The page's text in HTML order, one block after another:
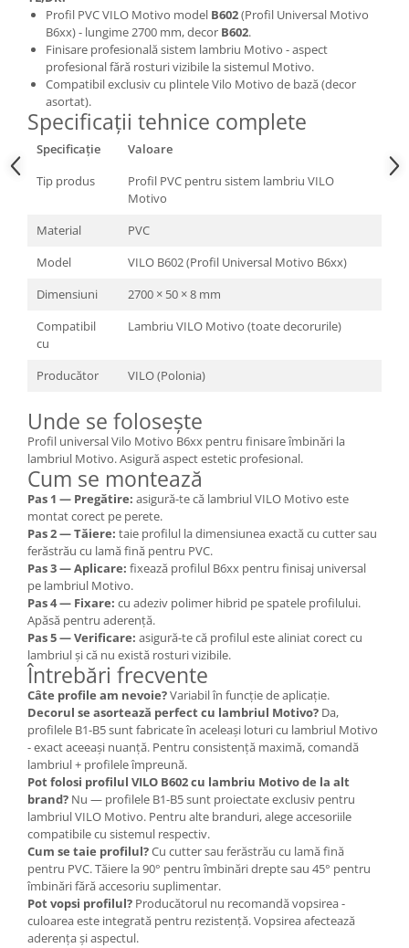
Profil PVC VILO Motivo model B602(Profil Universal Motivo
B6xx) - lungime 2700 mm, decor B602.
Finisare profesională sistem lambriu Motivo - aspect
profesional fără rosturi vizibile la sistemul Motivo.
Compatibil exclusiv cu plintele Vilo Motivo de bază (decor
asortat).
Specificații tehnice complete
Specificație
Valoare
Tip produs
Profil PVC pentru sistem lambriu VILO
Motivo
Material
PVC
Model
VILO B602 (Profil Universal Motivo B6xx)
Dimensiuni
2700 × 50 × 8 mm
Compatibil
cu
Lambriu VILO Motivo (toate decorurile)
Producător VILO (Polonia)
Unde se folosește
Profil universal Vilo Motivo B6xx pentru finisare îmbinări la
lambriul Motivo. Asigură aspect estetic profesional.
Cum se montează
Pas 1 — Pregătire: asigură-te că lambriul VILO Motivo este
montat corect pe perete.
Pas 2 — Tăiere: taie profilul la dimensiunea exactă cu cutter sau
ferăstrău cu lamă fină pentru PVC.
Pas 3 — Aplicare: fixează profilul B6xx pentru finisaj universal
pe lambriul Motivo.
Pas 4 — Fixare: cu adeziv polimer hibrid pe spatele profilului.
Apăsă pentru aderență.
Pas 5 — Verificare: asigură-te că profilul este aliniat corect cu
lambriul și că nu există rosturi vizibile.
Întrebări frecvente
Câte profile am nevoie?Variabil în funcție de aplicație.
Decorul se asortează perfect cu lambriul Motivo? Da,
profilele B1-B5 sunt fabricate în aceleași loturi cu lambriul Motivo
- exact aceeași nuanță. Pentru consistență maximă, comandă
lambriul + profilele împreună.
Pot folosi profilul VILO B602 cu lambriu Motivo de la alt
brand? Nu — profilele B1-B5 sunt proiectate exclusiv pentru
lambriul VILO Motivo. Pentru alte branduri, alege accesoriile
compatibile cu sistemul respectiv.
Cum se taie profilul?Cu cutter sau ferăstrău cu lamă fină
pentru PVC. Tăiere la 90° pentru îmbinări drepte sau 45° pentru
îmbinări fără accesoriu suplimentar.
Pot vopsi profilul? Producătorul nu recomandă vopsirea -
culoarea este integrată pentru rezistență. Vopsirea afectează
aderența și aspectul.